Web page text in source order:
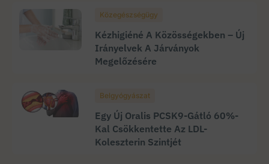
Közegészségügy
Kézhigiéné A Közösségekben – Új
Irányelvek A Járványok
Megelőzésére
Belgyógyászat
Egy Új Oralis PCSK9-Gátló 60%-
Kal Csökkentette Az LDL-
Koleszterin Szintjét